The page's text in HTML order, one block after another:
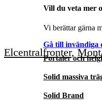
Vill du veta mer
Vi berättar gärna
Gå till invändiga
Portaler och
Solid massiva
Solid Brand
Elcentralfronter,